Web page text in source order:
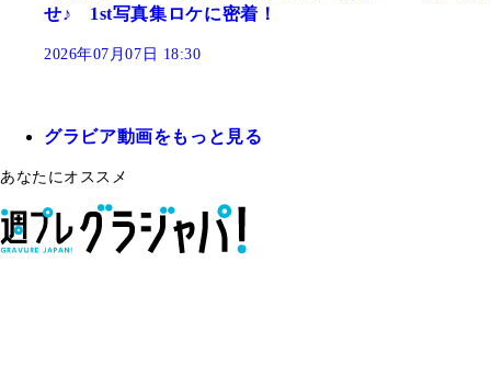
せ♪ 1st写真集ロケに密着！
2026年07月07日 18:30
グラビア動画をもっと見る
あなたにオススメ